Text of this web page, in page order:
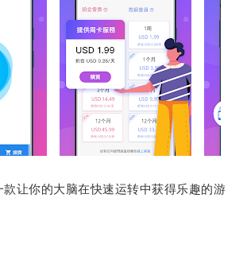
你的大脑在快速运转中获得乐趣的游